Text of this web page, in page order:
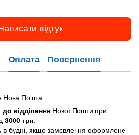
відгук
Оплата Повернення
до відділення Нової Пошти при
3000 грн.
в будні, якщо замовлення оформлене